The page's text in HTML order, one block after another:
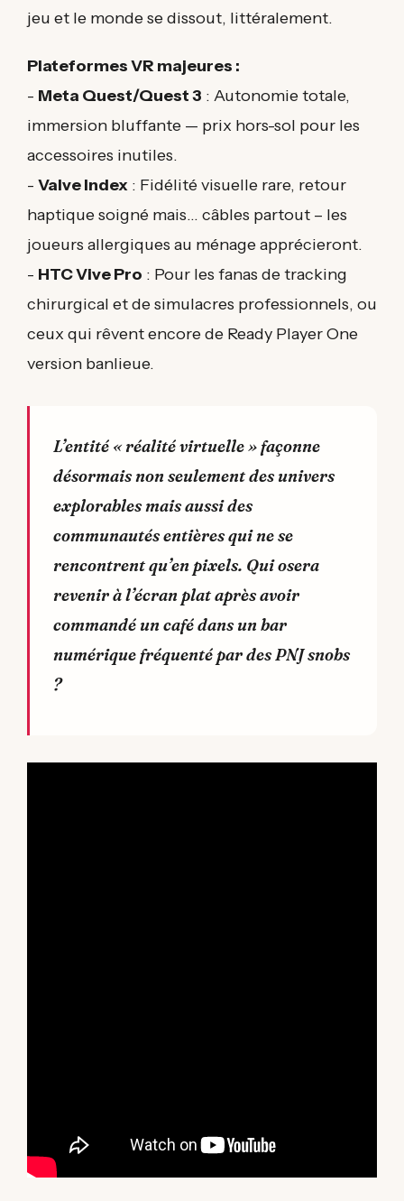
jeu et le monde se dissout, littéralement.
Plateformes VR majeures :
- Meta Quest/Quest 3 : Autonomie totale,
immersion bluffante — prix hors-sol pour les
accessoires inutiles.
- Valve Index : Fidélité visuelle rare, retour
haptique soigné mais… câbles partout – les
joueurs allergiques au ménage apprécieront.
- HTC Vive Pro : Pour les fanas de tracking
chirurgical et de simulacres professionnels, ou
ceux qui rêvent encore de Ready Player One
version banlieue.
L’entité « réalité virtuelle » façonne
désormais non seulement des univers
explorables mais aussi des
communautés entières qui ne se
rencontrent qu’en pixels. Qui osera
revenir à l’écran plat après avoir
commandé un café dans un bar
numérique fréquenté par des PNJ snobs
?